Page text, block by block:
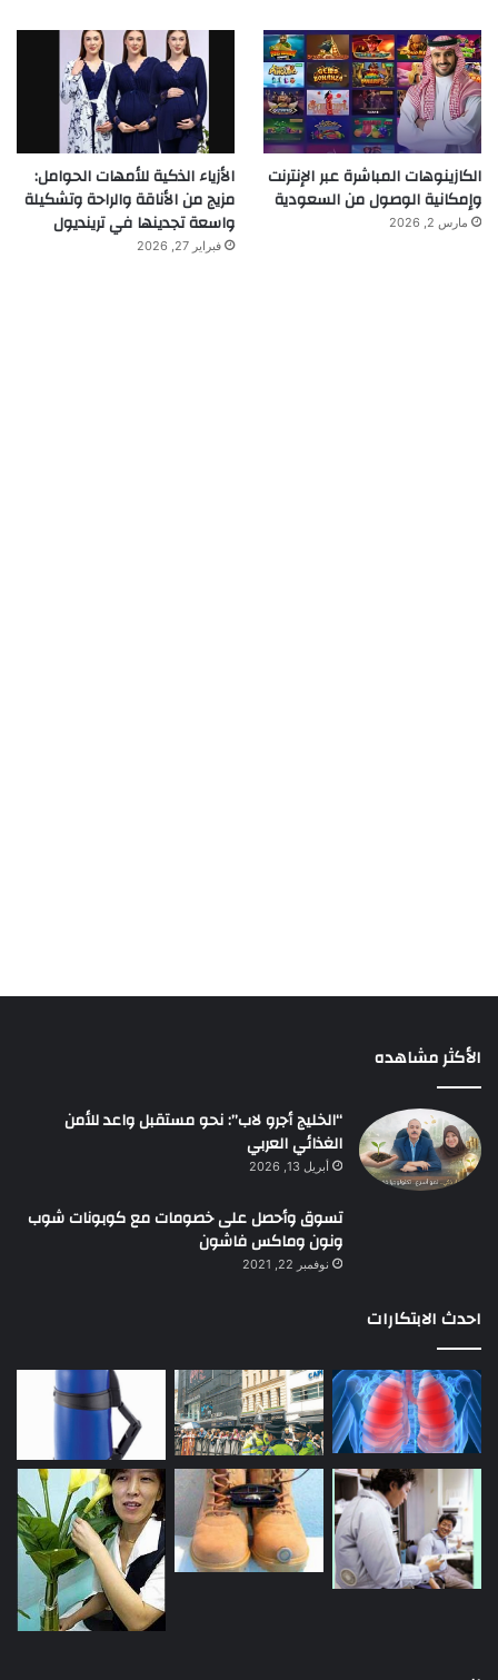
الكازينوهات المباشرة عبر الإنترنت
وإمكانية الوصول من السعودية
مارس 2, 2026
الأزياء الذكية للأمهات الحوامل:
مزيج من الأناقة والراحة وتشكيلة
واسعة تجدينها في ترينديول
فبراير 27, 2026
الأكثر مشاهده
“الخليج أجرو لاب”: نحو مستقبل واعد للأمن
الغذائي العربي
أبريل 13, 2026
تسوق وأحصل على خصومات مع كوبونات شوب
ونون وماكس فاشون
نوفمبر 22, 2021
احدث الابتكارات